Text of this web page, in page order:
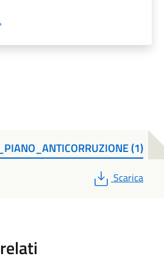
(1)
PDF
Scarica